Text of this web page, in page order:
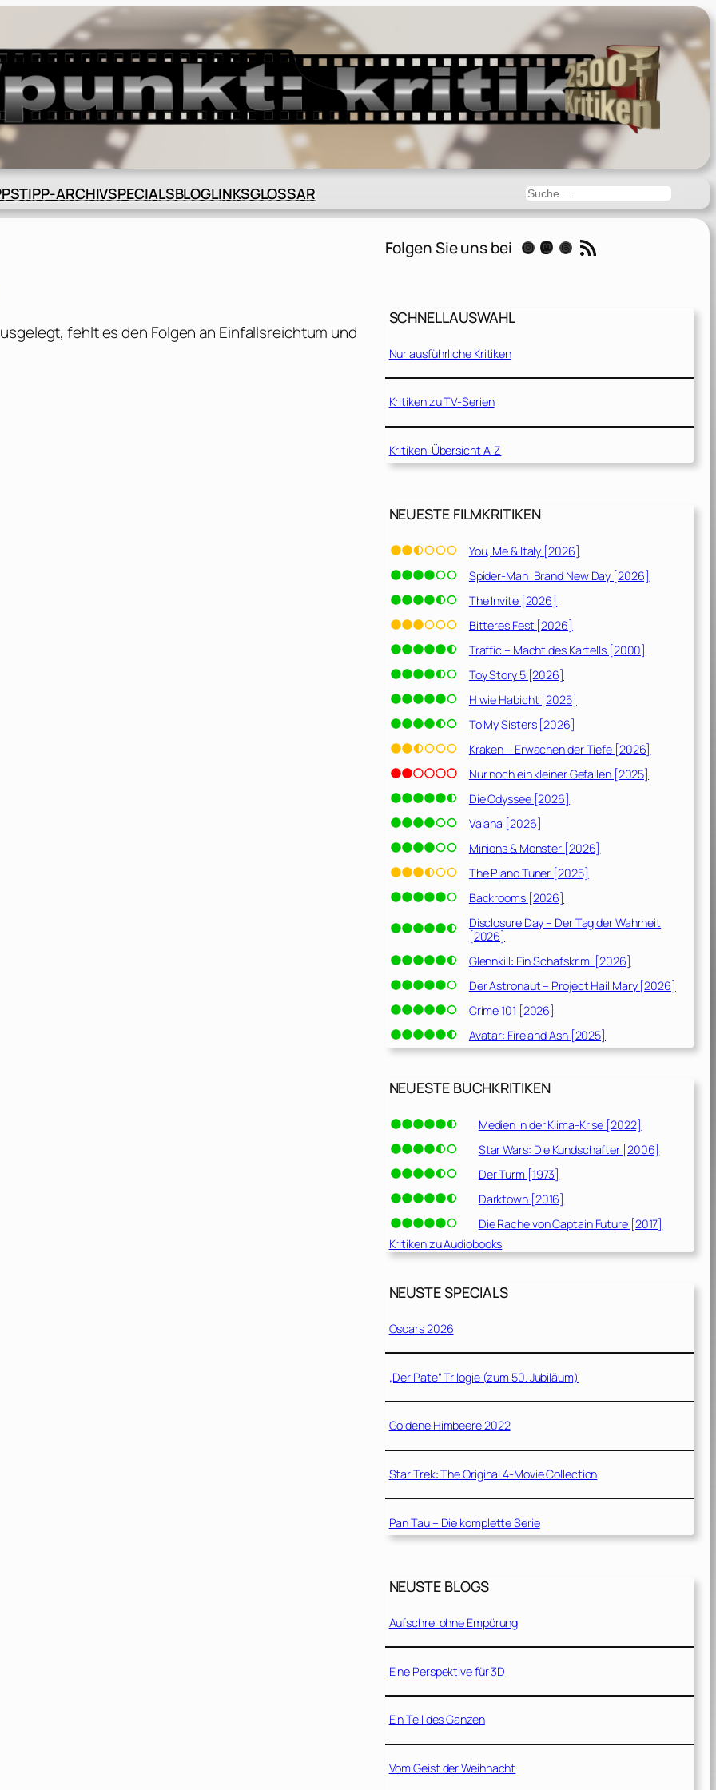
TIPP-ARCHIVSPECIALSBLOGLINKSGLOSSAR Suchen
fehlt es den Folgen an Einfallsreichtum und
Folgen Sie uns bei Instagram Mastodon Threads RSS-Feed
SCHNELLAUSWAHL
Nur ausführliche Kritiken
Kritiken zu TV-Serien
Kritiken-Übersicht A-Z
NEUESTE FILMKRITIKEN
You, Me & Italy [2026]
Spider-Man: Brand New Day [2026]
The Invite [2026]
Bitteres Fest [2026]
Traffic – Macht des Kartells [2000]
Toy Story 5 [2026]
H wie Habicht [2025]
To My Sisters [2026]
Kraken – Erwachen der Tiefe [2026]
Nur noch ein kleiner Gefallen [2025]
Die Odyssee [2026]
Vaiana [2026]
Minions & Monster [2026]
The Piano Tuner [2025]
Backrooms [2026]
Disclosure Day – Der Tag der Wahrheit
[2026]
Glennkill: Ein Schafskrimi [2026]
Der Astronaut – Project Hail Mary [2026]
Crime 101 [2026]
Avatar: Fire and Ash [2025]
NEUESTE BUCHKRITIKEN
Medien in der Klima-Krise [2022]
Star Wars: Die Kundschafter [2006]
Der Turm [1973]
Darktown [2016]
Die Rache von Captain Future [2017]
Kritiken zu Audiobooks
NEUSTE SPECIALS
Oscars 2026
„Der Pate“ Trilogie (zum 50. Jubiläum)
Goldene Himbeere 2022
Star Trek: The Original 4-Movie Collection
Pan Tau – Die komplette Serie
NEUSTE BLOGS
Aufschrei ohne Empörung
Eine Perspektive für 3D
Ein Teil des Ganzen
Vom Geist der Weihnacht